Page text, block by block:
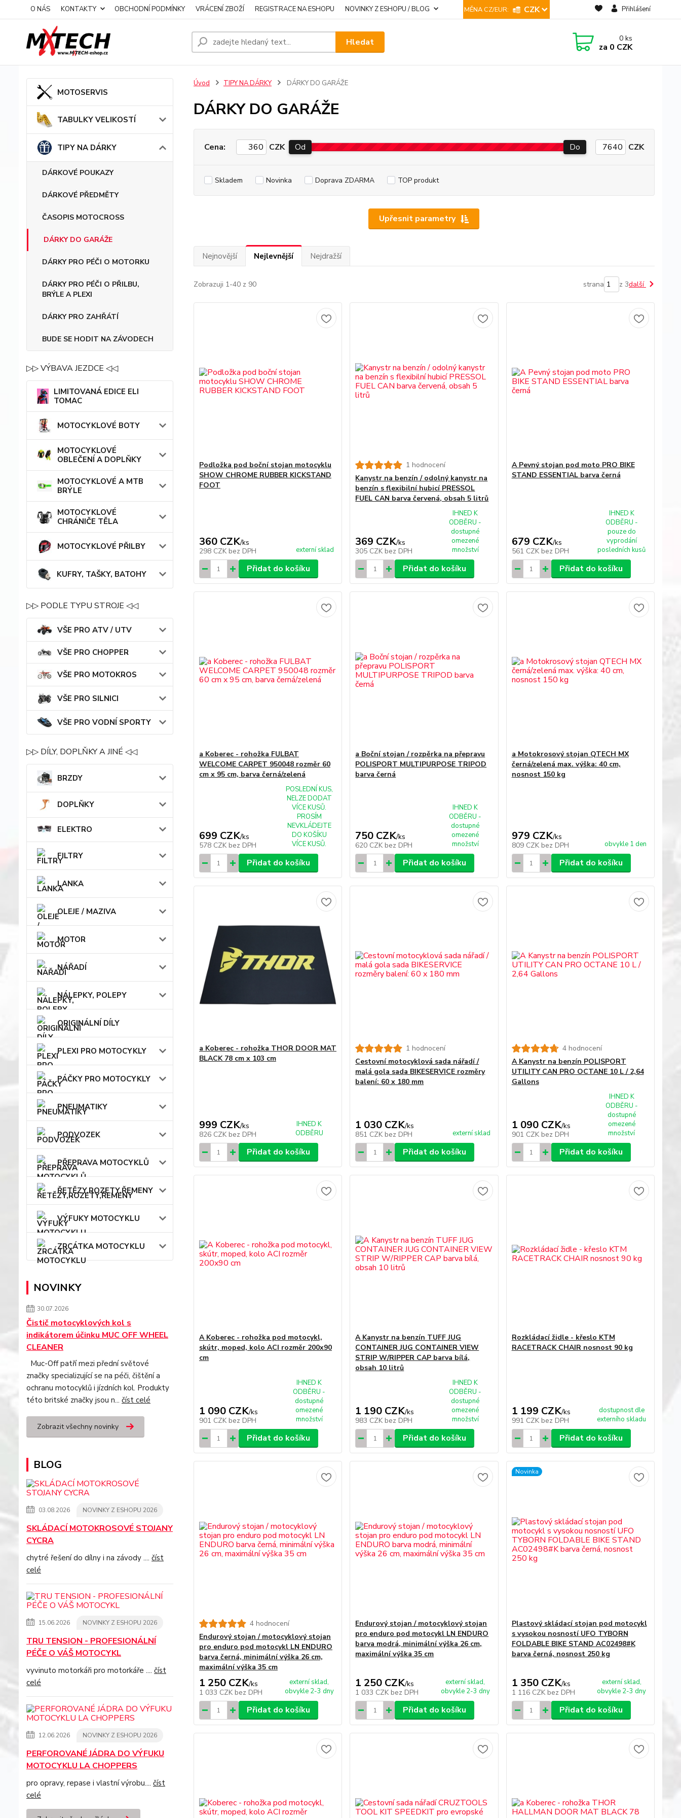
O NÁS KONTAKTY OBCHODNÍ PODMÍNKY VRÁCENÍ ZBOŽÍ REGISTRACE NA ESHOPU NOVINKY Z ESHOPU / BLOG CZK Přihlášení
Hledat 0 ks
za 0 CZK
MOTOSERVIS
TABULKY VELIKOSTÍ
TIPY NA DÁRKY
DÁRKOVÉ POUKAZY
DÁRKOVÉ PŘEDMĚTY
ČASOPIS MOTOCROSS
DÁRKY DO GARÁŽE
DÁRKY PRO PÉČI O MOTORKU
DÁRKY PRO PÉČI O PŘILBU,
BRÝLE A PLEXI
DÁRKY PRO ZAHŘÁTÍ
BUDE SE HODIT NA ZÁVODECH
▷▷ VÝBAVA JEZDCE ◁◁
LIMITOVANÁ EDICE ELI
TOMAC
MOTOCYKLOVÉ BOTY
MOTOCYKLOVÉ
OBLEČENÍ A DOPLŇKY
MOTOCYKLOVÉ A MTB
BRÝLE
MOTOCYKLOVÉ
CHRÁNIČE TĚLA
MOTOCYKLOVÉ PŘILBY
KUFRY, TAŠKY, BATOHY
▷▷ PODLE TYPU STROJE ◁◁
VŠE PRO ATV / UTV
VŠE PRO CHOPPER
VŠE PRO MOTOKROS
VŠE PRO SILNICI
VŠE PRO VODNÍ SPORTY
▷▷ DÍLY, DOPLŇKY A JINÉ ◁◁
BRZDY
DOPLŇKY
ELEKTRO
FILTRY
LANKA
OLEJE / MAZIVA
MOTOR
NÁŘADÍ
NÁLEPKY, POLEPY
ORIGINÁLNÍ DÍLY
PLEXI PRO MOTOCYKLY
PÁČKY PRO MOTOCYKLY
PNEUMATIKY
PODVOZEK
PŘEPRAVA MOTOCYKLŮ
ŘETĚZY,ROZETY,ŘEMENY
VÝFUKY MOTOCYKLU
ZRCÁTKA MOTOCYKLU
NOVINKY
30.07.2026
Čistič motocyklových kol s
indikátorem účinku MUC OFF WHEEL
CLEANER
Muc-Off patří mezi přední světové
značky specializující se na péči, čištění a
ochranu motocyklů i jízdních kol. Produkty
této britské značky jsou n... číst celé
Zobrazit všechny novinky
BLOG
03.08.2026 NOVINKY Z ESHOPU 2026
SKLÁDACÍ MOTOKROSOVÉ STOJANY
CYCRA
chytré řešení do dílny i na závody .... číst
celé
15.06.2026 NOVINKY Z ESHOPU 2026
TRU TENSION - PROFESIONÁLNÍ
PÉČE O VÁŠ MOTOCYKL
vyvinuto motorkáři pro motorkáře .... číst
celé
12.06.2026 NOVINKY Z ESHOPU 2026
PERFOROVANÉ JÁDRA DO VÝFUKU
MOTOCYKLU LA CHOPPERS
pro opravy, repase i vlastní výrobu.... číst
celé
Úvod TIPY NA DÁRKY DÁRKY DO GARÁŽE
DÁRKY DO GARÁŽE
Upřesnit parametry
Cena: CZK Od Do CZK
Skladem Novinka Doprava ZDARMA TOP produkt
Nejnovější Nejlevnější Nejdražší
Zobrazuji 1-40 z 90 strana z 3další
Podložka pod boční stojan motocyklu
SHOW CHROME RUBBER KICKSTAND
FOOT
360 CZK/ks
298 CZK bez DPH externí sklad
Přidat do košíku
1 hodnocení
Kanystr na benzín / odolný kanystr na
benzín s flexibilní hubicí PRESSOL
FUEL CAN barva červená, obsah 5 litrů
369 CZK/ks
305 CZK bez DPH
IHNED K
ODBĚRU -
dostupné
omezené
množství
Přidat do košíku
A Pevný stojan pod moto PRO BIKE
STAND ESSENTIAL barva černá
679 CZK/ks
561 CZK bez DPH
IHNED K
ODBĚRU -
pouze do
vyprodání
posledních kusů
Přidat do košíku
a Koberec - rohožka FULBAT
WELCOME CARPET 950048 rozměr 60
cm x 95 cm, barva černá/zelená
699 CZK/ks
578 CZK bez DPH
POSLEDNÍ KUS,
NELZE DODAT
VÍCE KUSŮ.
PROSÍM
NEVKLÁDEJTE
DO KOŠÍKU
VÍCE KUSŮ.
Přidat do košíku
a Boční stojan / rozpěrka na přepravu
POLISPORT MULTIPURPOSE TRIPOD
barva černá
750 CZK/ks
620 CZK bez DPH
IHNED K
ODBĚRU -
dostupné
omezené
množství
Přidat do košíku
a Motokrosový stojan QTECH MX
černá/zelená max. výška: 40 cm,
nosnost 150 kg
979 CZK/ks
809 CZK bez DPH obvykle 1 den
Přidat do košíku
a Koberec - rohožka THOR DOOR MAT
BLACK 78 cm x 103 cm
999 CZK/ks
826 CZK bez DPH
IHNED K
ODBĚRU
Přidat do košíku
1 hodnocení
Cestovní motocyklová sada nářadí /
malá gola sada BIKESERVICE rozměry
balení: 60 x 180 mm
1 030 CZK/ks
851 CZK bez DPH externí sklad
Přidat do košíku
4 hodnocení
A Kanystr na benzín POLISPORT
UTILITY CAN PRO OCTANE 10 L / 2,64
Gallons
1 090 CZK/ks
901 CZK bez DPH
IHNED K
ODBĚRU -
dostupné
omezené
množství
Přidat do košíku
A Koberec - rohožka pod motocykl,
skútr, moped, kolo ACI rozměr 200x90
cm
1 090 CZK/ks
901 CZK bez DPH
IHNED K
ODBĚRU -
dostupné
omezené
množství
Přidat do košíku
A Kanystr na benzín TUFF JUG
CONTAINER JUG CONTAINER VIEW
STRIP W/RIPPER CAP barva bílá,
obsah 10 litrů
1 190 CZK/ks
983 CZK bez DPH
IHNED K
ODBĚRU -
dostupné
omezené
množství
Přidat do košíku
Rozkládací židle - křeslo KTM
RACETRACK CHAIR nosnost 90 kg
1 199 CZK/ks
991 CZK bez DPH
dostupnost dle
externího skladu
Přidat do košíku
4 hodnocení
Endurový stojan / motocyklový stojan
pro enduro pod motocykl LN ENDURO
barva černá, minimální výška 26 cm,
maximální výška 35 cm
1 250 CZK/ks
1 033 CZK bez DPH
externí sklad,
obvykle 2-3 dny
Přidat do košíku
Endurový stojan / motocyklový stojan
pro enduro pod motocykl LN ENDURO
barva modrá, minimální výška 26 cm,
maximální výška 35 cm
1 250 CZK/ks
1 033 CZK bez DPH
externí sklad,
obvykle 2-3 dny
Přidat do košíku
Novinka
Plastový skládací stojan pod motocykl
s vysokou nosností UFO TYBORN
FOLDABLE BIKE STAND AC02498#K
barva černá, nosnost 250 kg
1 350 CZK/ks
1 116 CZK bez DPH
externí sklad,
obvykle 2-3 dny
Přidat do košíku